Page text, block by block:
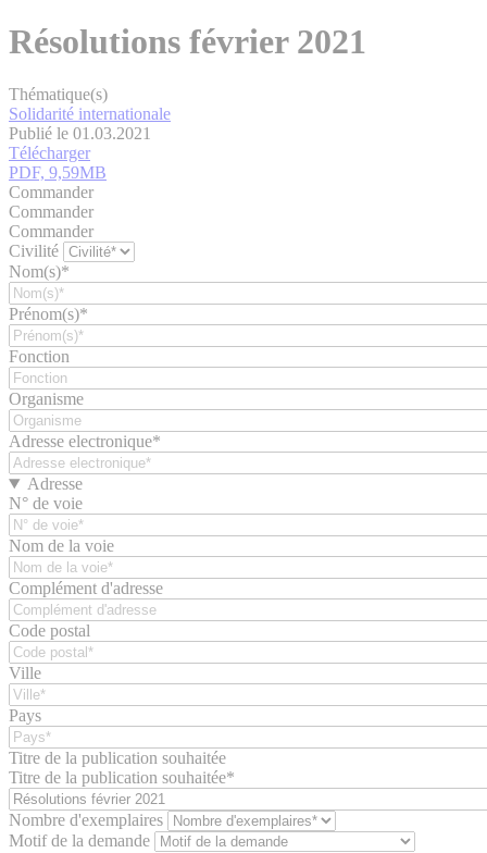
Résolutions février 2021
Thématique(s)
Solidarité internationale
Publié le 01.03.2021
Télécharger
PDF, 9,59MB
Commander
Commander
Commander
Civilité
Nom(s)*
Prénom(s)*
Fonction
Organisme
Adresse electronique*
Adresse
N° de voie
Nom de la voie
Complément d'adresse
Code postal
Ville
Pays
Titre de la publication souhaitée
Titre de la publication souhaitée*
Nombre d'exemplaires
Motif de la demande